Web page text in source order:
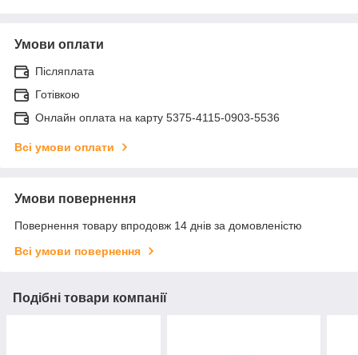
Умови оплати
Післяплата
Готівкою
Онлайн оплата на карту 5375-4115-0903-5536
Всі умови оплати
Умови повернення
Повернення товару впродовж 14 днів за домовленістю
Всі умови повернення
Подібні товари компанії